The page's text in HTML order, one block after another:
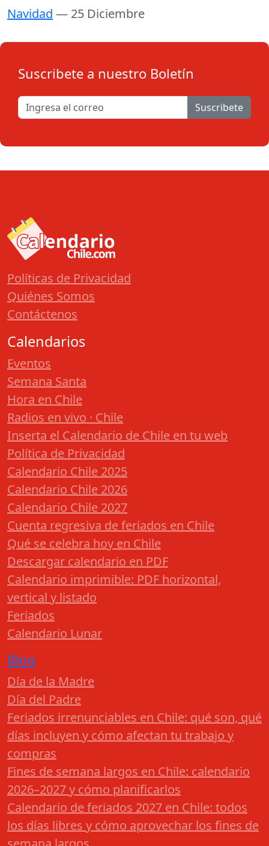
Navidad — 25 Diciembre
Suscribete a nuestro Boletín
Suscribete
Políticas de Privacidad
Quiénes Somos
Contáctenos
Calendarios
Eventos
Semana Santa
Hora en Chile
Radios en vivo · Chile
Inserta el Calendario de Chile en tu web
Política de Privacidad
Calendario Chile 2025
Calendario Chile 2026
Calendario Chile 2027
Cuenta regresiva de feriados en Chile
Qué se celebra hoy en Chile
Descargar calendario en PDF
Calendario imprimible: PDF horizontal,
vertical y listado
Feriados
Calendario Lunar
Blog
Día de la Madre
Día del Padre
Feriados irrenunciables en Chile: qué son, qué
días incluyen y cómo afectan tu trabajo y
compras
Fines de semana largos en Chile: calendario
2026–2027 y cómo planificarlos
Calendario de feriados 2027 en Chile: todos
los días libres y cómo aprovechar los fines de